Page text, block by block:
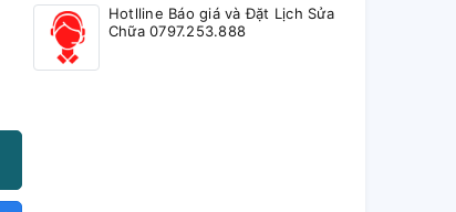
Hotlline Báo giá và Đặt Lịch Sửa
Chữa 0797.253.888